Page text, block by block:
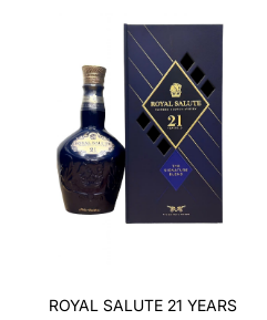
ROYAL SALUTE 21 YEARS